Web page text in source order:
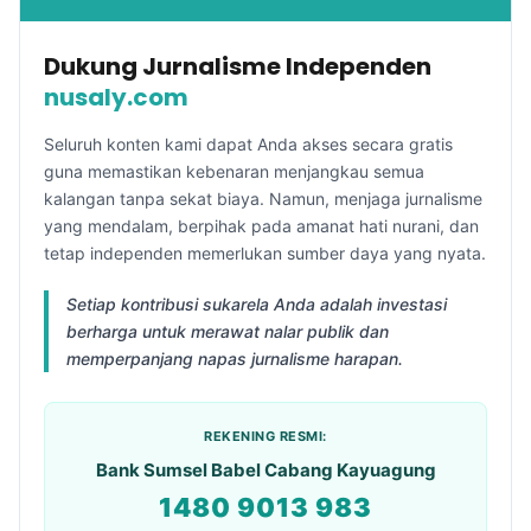
Dukung Jurnalisme Independen
nusaly.com
Seluruh konten kami dapat Anda akses secara gratis
guna memastikan kebenaran menjangkau semua
kalangan tanpa sekat biaya. Namun, menjaga jurnalisme
yang mendalam, berpihak pada amanat hati nurani, dan
tetap independen memerlukan sumber daya yang nyata.
Setiap kontribusi sukarela Anda adalah investasi
berharga untuk merawat nalar publik dan
memperpanjang napas jurnalisme harapan.
REKENING RESMI:
Bank Sumsel Babel Cabang Kayuagung
1480 9013 983